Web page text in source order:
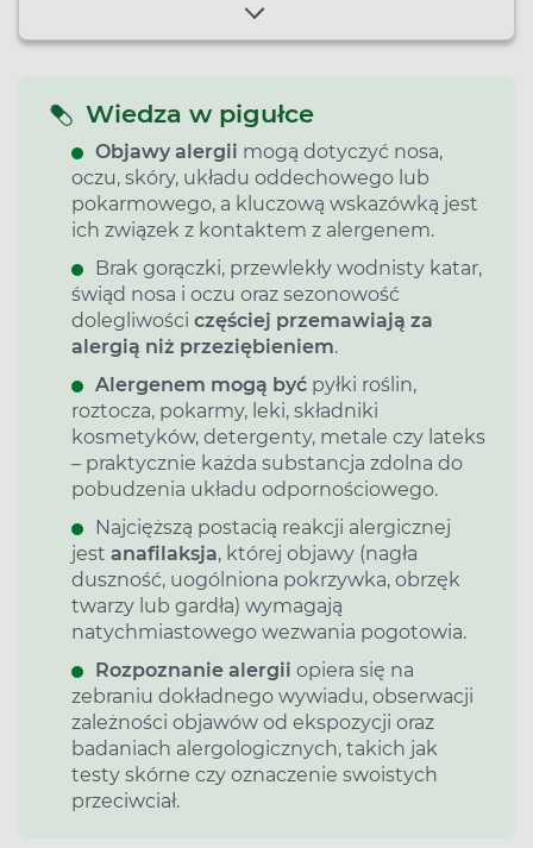
Wiedza w pigułce
Objawy alergii mogą dotyczyć nosa,
oczu, skóry, układu oddechowego lub
pokarmowego, a kluczową wskazówką jest
ich związek z kontaktem z alergenem.
Brak gorączki, przewlekły wodnisty katar,
świąd nosa i oczu oraz sezonowość
dolegliwości częściej przemawiają za
alergią niż przeziębieniem.
Alergenem mogą być pyłki roślin,
roztocza, pokarmy, leki, składniki
kosmetyków, detergenty, metale czy lateks
– praktycznie każda substancja zdolna do
pobudzenia układu odpornościowego.
Najcięższą postacią reakcji alergicznej
jest anafilaksja, której objawy (nagła
duszność, uogólniona pokrzywka, obrzęk
twarzy lub gardła) wymagają
natychmiastowego wezwania pogotowia.
Rozpoznanie alergii opiera się na
zebraniu dokładnego wywiadu, obserwacji
zależności objawów od ekspozycji oraz
badaniach alergologicznych, takich jak
testy skórne czy oznaczenie swoistych
przeciwciał.